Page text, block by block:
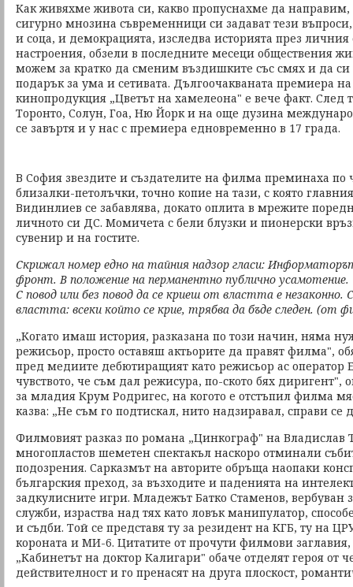
Как живяхме живота си, какво пропуснахме да направим,
сигурно мнозина съвременници си задават тези
и соца, и демокрацията, изследва историята през личния
настроения, обзели в последните месеци обществения
можем за кратко да сменим въздишките със смях и да
подарък за ума и сетивата. Дългоочакваната премиера
кинопродукция „Цветът на хамелеона" е вече факт. След
Торонто, Солун, Гоа, Ню Йорк и на още дузина
се завъртя и у нас с премиера едновременно в 17 града.
В София звездите и създателите на филма преминаха
близалки-петолъчки, точно копие на тази, с която
Видинлиев се забавлява, докато оплита в мрежите
личното си ДС. Момичета с бели блузки и пионерски
сувенир и на гостите.
Скрижал номер едно на тайния надзор гласи:
фронт. В положение на перманентно публично усамотение.
С повод или без повод да се криеш от властта е незаконно.
властта: всеки който се крие, трябва да бъде следен. (от
„Когато имаш история, разказана по този начин, няма
режисьор, просто оставяш актьорите да правят филма",
пред медиите дебютиращият като режисьор ас оператор
чувството, че съм дал режисура, по-ското бях диригент",
за младия Крум Родригес, на когото е отстъпил филма
казва: „Не съм го подтискал, нито надзиравал, справи се
Филмовият разказ по романа „Цинкограф" на Владислав
многопластов шеметен спектакъл наскоро отминали
подозрения. Сарказмът на авторите обръща наопаки
българския преход, за възходите и паденията на
задкулисните игри. Младежът Батко Стаменов, вербуван
служби, израства над тях като ловък манипулатор,
и съдби. Той се представя ту за резидент на КГБ, ту на
короната и МИ-6. Цитатите от прочути филмови заглавия,
„Кабинетът на доктор Калигари" обаче отделят героя от
действителност и го пренасят на друга плоскост,